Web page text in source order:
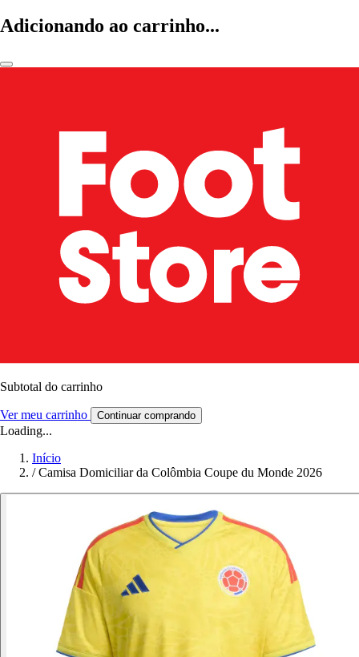
Adicionando ao carrinho...
Subtotal do carrinho
Ver meu carrinho Continuar comprando
Loading...
Início
/ Camisa Domiciliar da Colômbia Coupe du Monde 2026